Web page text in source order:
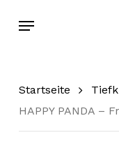
Menu
Startseite
HAPPY PANDA –